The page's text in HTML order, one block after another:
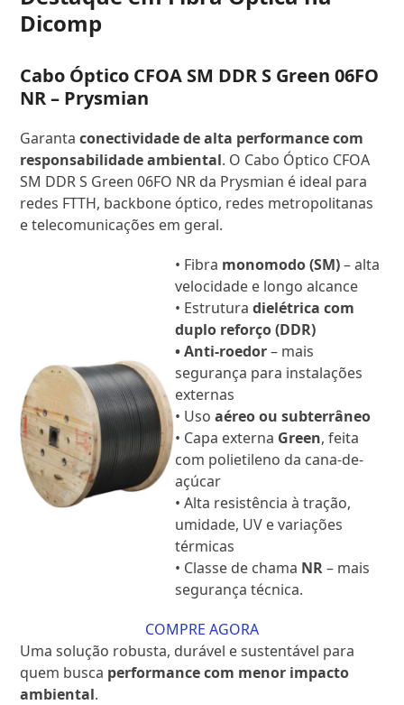
Dicomp
Cabo Óptico CFOA SM DDR S Green 06FO
NR – Prysmian
Garantaconectividade de alta performance com
responsabilidade ambiental. O Cabo Óptico CFOA
SM DDR S Green 06FO NR da Prysmian é ideal para
redes FTTH, backbone óptico, redes metropolitanas
e telecomunicações em geral.
• Fibra monomodo (SM)– alta
velocidade e longo alcance
• Estruturadielétrica com
duplo reforço (DDR)
• Anti-roedor– mais
segurança para instalações
externas
• Usoaéreo ou subterrâneo
• Capa externa Green, feita
com polietileno da cana-de-
açúcar
• Alta resistência à tração,
umidade, UV e variações
térmicas
• Classe de chama NR– mais
segurança técnica.
COMPRE AGORA
Uma solução robusta, durável e sustentável para
quem busca performance com menor impacto
ambiental.